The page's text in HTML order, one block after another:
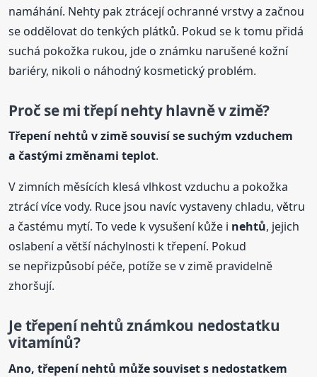
namáhání. Nehty pak ztrácejí ochranné vrstvy a začnou
se oddělovat do tenkých plátků. Pokud se k tomu přidá
suchá pokožka rukou, jde o známku narušené kožní
bariéry, nikoli o náhodný kosmetický problém.
Proč se mi třepí nehty hlavně v zimě?
Třepenínehtů v zimě souvisí se suchým vzduchem
a častými změnami teplot.
V zimních měsících klesá vlhkost vzduchu a pokožka
ztrácí více vody. Ruce jsou navíc vystaveny chladu, větru
a častému mytí. To vede k vysušení kůže i nehtů, jejich
oslabení a větší náchylnosti k třepení. Pokud
se nepřizpůsobí péče, potíže se v zimě pravidelně
zhoršují.
Je třepenínehtů známkou nedostatku
vitamínů?
Ano, třepenínehtů může souviset s nedostatkem